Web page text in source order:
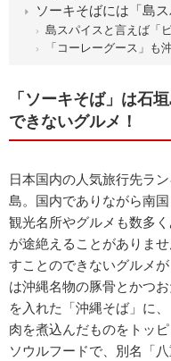
ソーキそばには「島
島スパイスと言えば「
「コーレーグース」も
「ソーキそば」は石
できないグルメ！
日本国内の人気旅行先ラ
島。国内でありながら南
観光名所やグルメも数多
が途絶えることがありま
すことのできないグルメ
は沖縄名物の豚骨とかつ
を入れた「沖縄そば」に
肉を煮込んだものをトッ
ソウルフードで、別名「